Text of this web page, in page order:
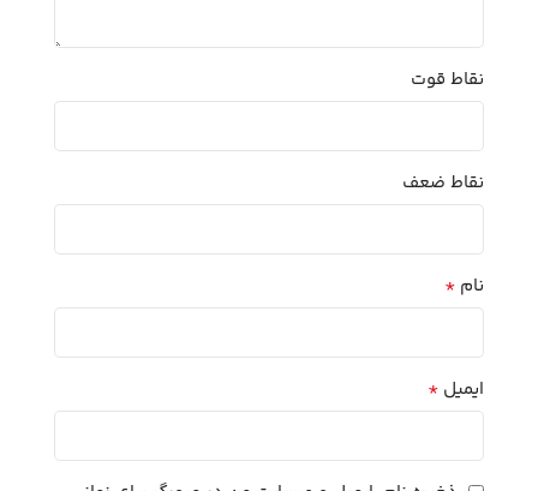
نقاط قوت
نقاط ضعف
نام *
ایمیل *